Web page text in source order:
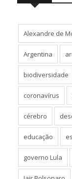
Alexandre de
Argentina
biodiversidade
coronavírus
cérebro
educação
governo Lula